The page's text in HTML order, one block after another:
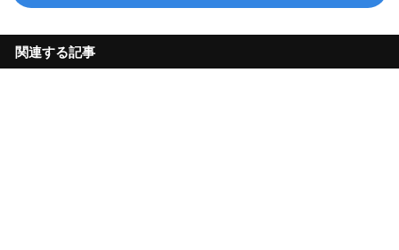
関連する記事